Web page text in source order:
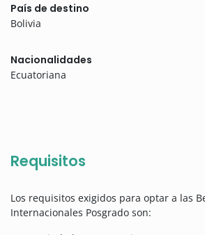
País de destino
Bolivia
Nacionalidades
Ecuatoriana
Requisitos
Los requisitos exigidos para optar a las
Internacionales Posgrado son: